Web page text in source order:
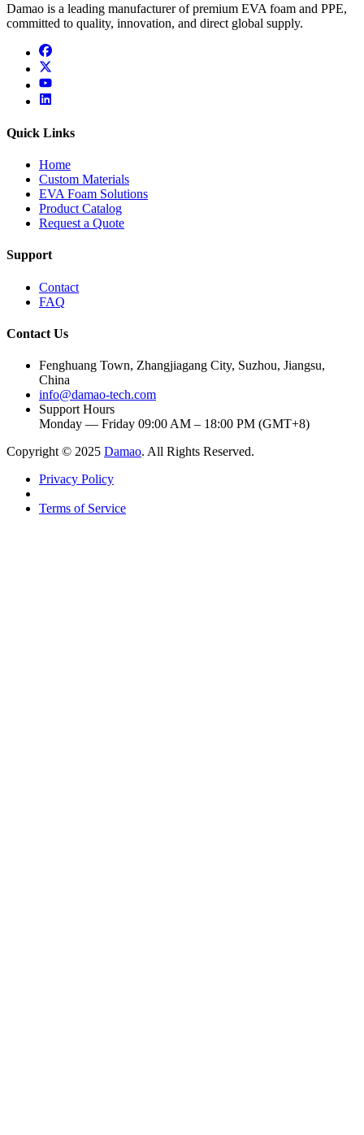
Damao is a leading manufacturer of premium EVA foam and PPE,
committed to quality, innovation, and direct global supply.
facebook
x
youtube
linkedin
Quick Links
Home
Custom Materials
EVA Foam Solutions
Product Catalog
Request a Quote
Support
Contact
FAQ
Contact Us
Fenghuang Town, Zhangjiagang City, Suzhou, Jiangsu,
China
info@damao-tech.com
Support Hours
Monday — Friday 09:00 AM – 18:00 PM (GMT+8)
Copyright © 2025 Damao. All Rights Reserved.
Privacy Policy
Terms of Service